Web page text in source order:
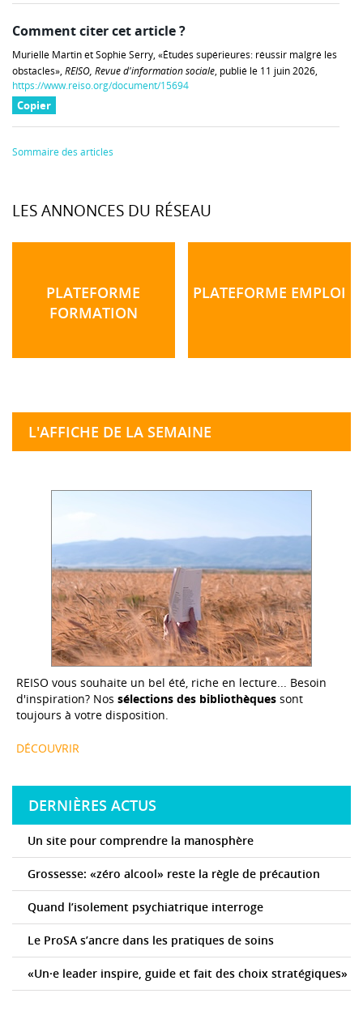
Comment citer cet article ?
Murielle Martin et Sophie Serry, «Études supérieures: réussir malgré les
obstacles», REISO, Revue d'information sociale, publié le 11 juin 2026,
https://www.reiso.org/document/15694
Copier
Sommaire des articles
LES ANNONCES DU RÉSEAU
PLATEFORME
FORMATION
PLATEFORME EMPLOI
L'AFFICHE DE LA SEMAINE
REISO vous souhaite un bel été, riche en lecture... Besoin
d'inspiration? Nos sélections des bibliothèques sont
toujours à votre disposition.
DÉCOUVRIR
DERNIÈRES ACTUS
Un site pour comprendre la manosphère
Grossesse: «zéro alcool» reste la règle de précaution
Quand l’isolement psychiatrique interroge
Le ProSA s’ancre dans les pratiques de soins
«Un·e leader inspire, guide et fait des choix stratégiques»